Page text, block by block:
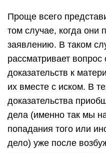
Проще всего
том случае, когда они
заявлению. В таком
рассматривает
доказательств к
их вместе с иском. В
доказательства
дела (именно так мы
попадания того или
дело) уже после